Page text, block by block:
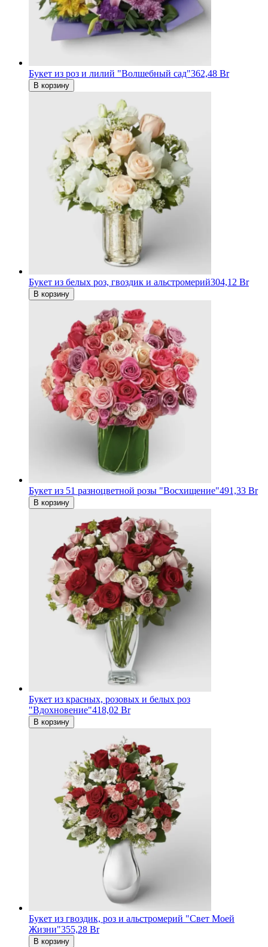
Букет из роз и лилий "Волшебный сад"362,48 Br
В корзину
Букет из белых роз, гвоздик и альстромерий304,12 Br
В корзину
Букет из 51 разноцветной розы "Восхищение"491,33 Br
В корзину
Букет из красных, розовых и белых роз
"Вдохновение"418,02 Br
В корзину
Букет из гвоздик, роз и альстромерий "Свет Моей
Жизни"355,28 Br
В корзину